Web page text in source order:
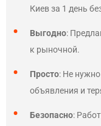
Киев за 1 день
Выгодно:
к рыночной.
Просто: Не
объявления и
Безопасно: